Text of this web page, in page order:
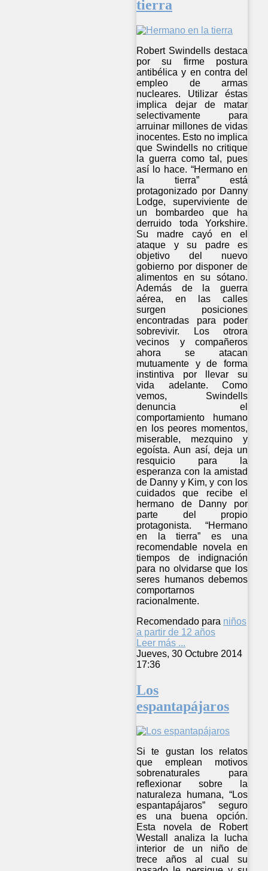
tierra
Robert Swindells destaca
por su firme postura
antibélica y en contra del
empleo de armas
nucleares. Utilizar éstas
implica dejar de matar
selectivamente para
arruinar millones de vidas
inocentes. Esto no implica
que Swindells no critique
la guerra como tal, pues
así lo hace. “Hermano en
la tierra” está
protagonizado por Danny
Lodge, superviviente de
un bombardeo que ha
derruido toda Yorkshire.
Su madre cayó en el
ataque y su padre es
objetivo del nuevo
gobierno por disponer de
alimentos en su sótano.
Además de la guerra
aérea, en las calles
surgen posiciones
encontradas para poder
sobrevivir. Los otrora
vecinos y compañeros
ahora se atacan
mutuamente y de forma
instintiva por llevar su
vida adelante. Como
vemos, Swindells
denuncia el
comportamiento humano
en los peores momentos,
miserable, mezquino y
egoísta. Aun así, deja un
resquicio para la
esperanza con la amistad
de Danny y Kim, y con los
cuidados que recibe el
hermano de Danny por
parte del propio
protagonista. “Hermano
en la tierra” es una
recomendable novela en
tiempos de indignación
para no olvidarse que los
seres humanos debemos
comportarnos
racionalmente.
Recomendado para niños
a partir de 12 años
Leer más ...
Jueves, 30 Octubre 2014
17:36
Los
espantapájaros
Si te gustan los relatos
que emplean motivos
sobrenaturales para
reflexionar sobre la
naturaleza humana, “Los
espantapájaros” seguro
es una buena opción.
Esta novela de Robert
Westall analiza la lucha
interior de un niño de
trece años al cual su